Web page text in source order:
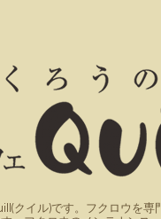
クイル)です。フクロウを